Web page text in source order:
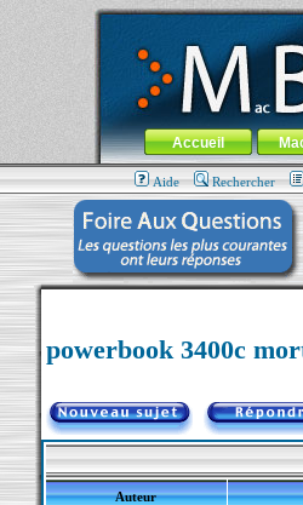
MacBook-fr.com : 100% Apple... 100%
Aller au contenu-Aller au
Menu général
Accueil
Aide Rechercher
powerbook 3400c
Auteur